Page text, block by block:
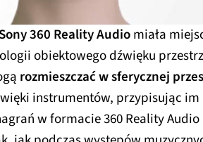
Sony 360 Reality Audiomiała
obiektowego dźwięku
rozmieszczać w sferycznej
instrumentów, przypisując
w formacie 360 Reality